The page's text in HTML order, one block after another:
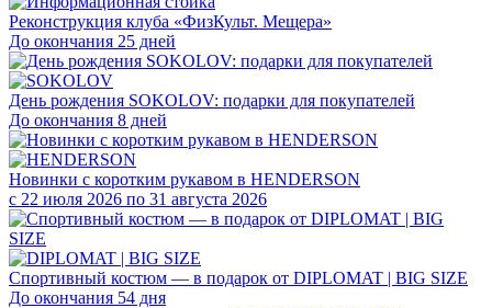
Реконструкция клуба «ФизКульт. Мещера»
До окончания 25 дней
День рождения SOKOLOV: подарки для покупателей
До окончания 8 дней
Новинки с коротким рукавом в HENDERSON
с 22 июля 2026 по 31 августа 2026
Спортивный костюм — в подарок от DIPLOMAT | BIG SIZE
До окончания 54 дня